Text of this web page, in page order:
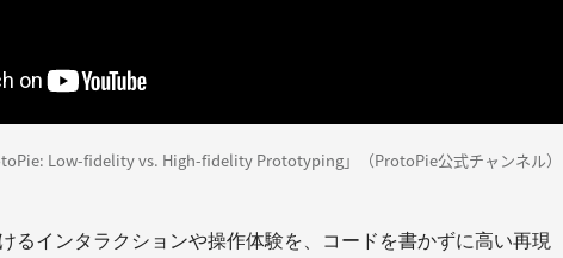
Low-fidelity vs. High-fidelity Prototyping」（ProtoPie公式チャンネル）
るインタラクションや操作体験を、コードを書かずに高い再現